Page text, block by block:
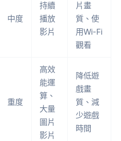
中度
持續
播放
影片
片畫
質、使
用Wi-Fi
觀看
重度
高效
能運
算、
大量
圖片
影片
降低遊
戲畫
質、減
少遊戲
時間